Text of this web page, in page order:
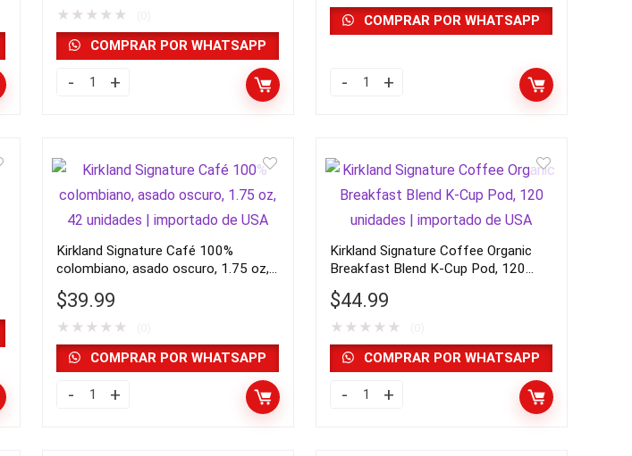
★ ★ ★ ★ ★
Café
Colombiano
Supremo,
Frijol
Entero,
3
|
importado
de
quantity
COMPRAR POR WHATSAPP
kirkland
|
importado
de
USA
quantity
COMPRAR POR WHATSAPP
Kirkland Signature Café 100%
colombiano, asado oscuro, 1.75 oz,
42 unidades | importado de USA
$39.99
★ ★ ★ ★ ★
Kirkland
COMPRAR POR WHATSAPP
Kirkland Signature Coffee Organic
Breakfast Blend K-Cup Pod, 120
unidades | importado de USA
$44.99
★ ★ ★ ★ ★
Kirkland
COMPRAR POR WHATSAPP